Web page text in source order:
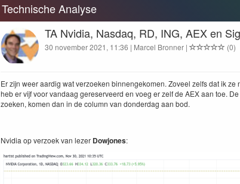
Technische Analyse
TA Nvidia, Nasdaq, RD, ING, AEX en
30 november 2021, 11:36 | Marcel Bronner | (0)
Er zijn weer aardig wat ver­zoeken bin­nengekomen. Zoveel zelfs dat ik
heb er vijf voor van­daag gere­serveerd en voeg er zelf de AEXaan toe.
zoeken, komen dan in de col­umn van don­derdag aan bod.
Nvidia op ver­zoek van lez­er Dowjones: